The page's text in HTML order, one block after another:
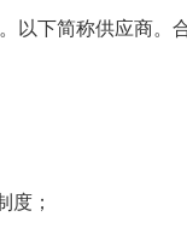
以下简称供应商
度；